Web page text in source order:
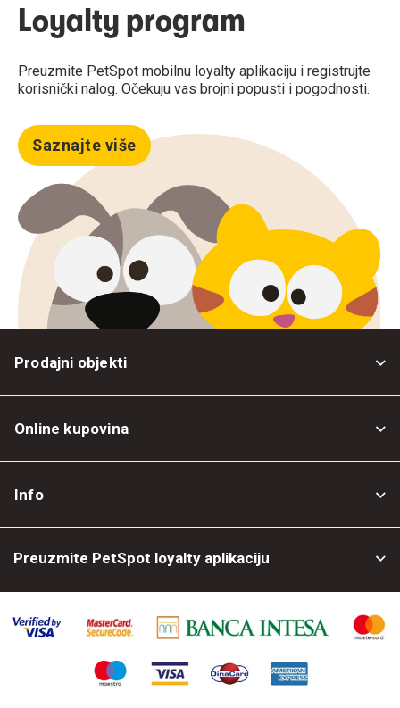
Loyalty program
Preuzmite PetSpot mobilnu loyalty aplikaciju i registrujte
korisnički nalog. Očekuju vas brojni popusti i pogodnosti.
Saznajte više
Prodajni objekti
Online kupovina
Info
Preuzmite PetSpot loyalty aplikaciju